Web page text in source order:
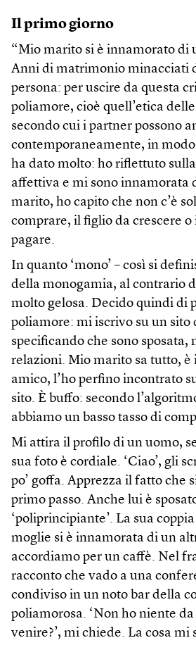
Il primo giorno
“Mio marito si è innamorato di
Anni di matrimonio minacciati
persona: per uscire da questa
poliamore, cioè quell’etica
secondo cui i partner possono
contemporaneamente, in
ha dato molto: ho riflettuto
affettiva e mi sono innamorata
marito, ho capito che non c’è
comprare, il figlio da crescere
pagare.
In quanto ‘mono’ – così si
della monogamia, al contrario
molto gelosa. Decido quindi di
poliamore: mi iscrivo su un sito
specificando che sono sposata,
relazioni. Mio marito sa tutto,
amico, l’ho perfino incontrato
sito. È buffo: secondo
abbiamo un basso tasso di
Mi attira il profilo di un uomo,
sua foto è cordiale. ‘Ciao’, gli
po’ goffa. Apprezza il fatto che
primo passo. Anche lui è
‘poliprincipiante’. La sua
moglie si è innamorata di un
accordiamo per un caffè. Nel
racconto che vado a una
condiviso in un noto bar della
poliamorosa. ‘Non ho niente
venire?’, mi chiede. La cosa mi